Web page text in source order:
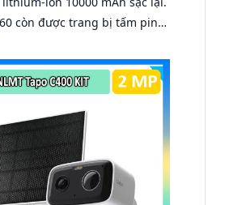
còn được trang bị tấm pin
phương tiện, lưu trữ thẻ
GB.